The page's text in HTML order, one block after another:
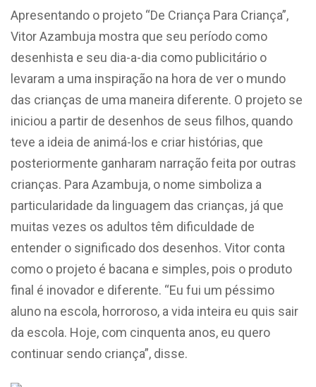
Apresentando o projeto “De Criança Para Criança”,
Vitor Azambuja mostra que seu período como
desenhista e seu dia-a-dia como publicitário o
levaram a uma inspiração na hora de ver o mundo
das crianças de uma maneira diferente. O projeto se
iniciou a partir de desenhos de seus filhos, quando
teve a ideia de animá-los e criar histórias, que
posteriormente ganharam narração feita por outras
crianças. Para Azambuja, o nome simboliza a
particularidade da linguagem das crianças, já que
muitas vezes os adultos têm dificuldade de
entender o significado dos desenhos. Vitor conta
como o projeto é bacana e simples, pois o produto
final é inovador e diferente. “Eu fui um péssimo
aluno na escola, horroroso, a vida inteira eu quis sair
da escola. Hoje, com cinquenta anos, eu quero
continuar sendo criança”, disse.